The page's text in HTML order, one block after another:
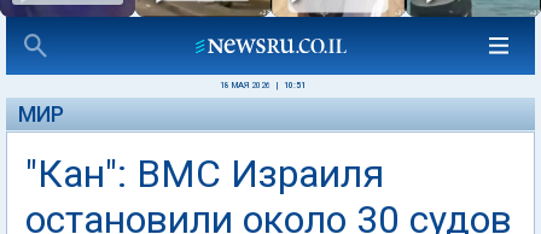
18 МАЯ 2026 10:51
МИР
"Кан": ВМС Израиля
остановили около 30 судов